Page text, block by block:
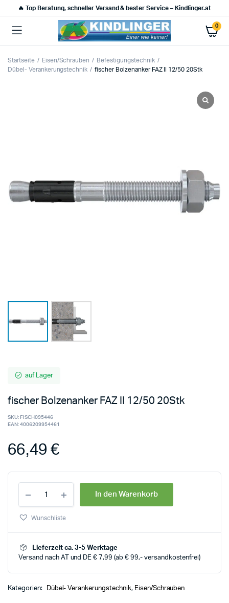
🔥 Top Beratung, schneller Versand & bester Service – Kindlinger.at
0
Startseite Eisen/Schrauben
Befestigungstechnik
Dübel- Verankerungstechnik
fischer Bolzenanker FAZ II 12/50 20Stk
auf Lager
fischer Bolzenanker FAZ II 12/50 20Stk
SKU: FISCH095446
EAN:4006209954461
66,49€
In den Warenkorb
Wunschliste
Lieferzeit ca. 3-5 Werktage
Versand nach AT und DE € 7,99 (ab € 99,- versandkostenfrei)
Kategorien: Dübel- Verankerungstechnik, Eisen/Schrauben